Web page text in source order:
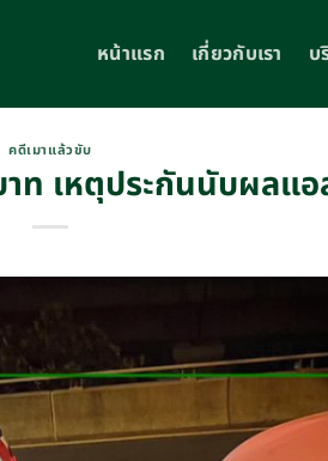
หน้าแรก เกี่ยวกับเรา บ
คดีเมาแล้วขับ
าท เหตุประกันนับผลแ